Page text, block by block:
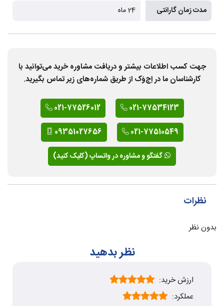
مدت زمان گارانتی 24 ماه
جهت کسب اطلاعات بیشتر و دریافت مشاوره خرید می‌توانید با
کارشناسان ما در اِچ‌وَک از طریق شماره‌های زیر تماس بگیرید.
021-77534123
021-77526012
021-77510549
09351027656
گفتگو و مشاوره در واتساپ (کلیک کنید)
نظرات
بدون نظر
نظر بدهید
ارزش خرید:
عملکرد: